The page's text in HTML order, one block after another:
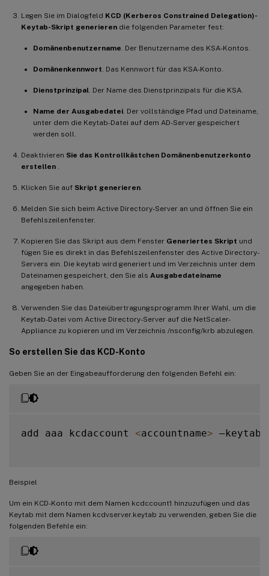
Legen Sie im Dialogfeld KCD (Kerberos Constrained Delegation)-
Keytab-Skript generieren die folgenden Parameter fest:
Domänenbenutzername . Der Benutzername des KSA-Kontos.
Domänenkennwort . Das Kennwort für das KSA-Konto.
Dienstprinzipal . Der Name des Dienstprinzipals für die KSA.
Name der Ausgabedatei . Der vollständige Pfad und Dateiname,
unter dem die Keytab-Datei auf dem AD-Server gespeichert
werden soll.
Deaktivieren Sie das Kontrollkästchen Domänenbenutzerkonto
erstellen
Klicken Sie auf Skript generieren
Melden Sie sich beim Active Directory-Server an und öffnen Sie ein
Befehlszeilenfenster.
Kopieren Sie das Skript aus dem Fenster Generiertes Skript und
fügen Sie es direkt in das Befehlszeilenfenster des Active Directory-
Servers ein. Die keytab wird generiert und im Verzeichnis unter dem
Dateinamen gespeichert, den Sie als Ausgabedateiname
angegeben haben.
Verwenden Sie das Dateiübertragungsprogramm Ihrer Wahl, um die
Keytab-Datei vom Active Directory-Server auf die NetScaler-
Appliance zu kopieren und im Verzeichnis /nsconfig/krb abzulegen.
So erstellen Sie das KCD-Konto
Geben Sie an der Eingabeaufforderung den folgenden Befehl ein:
add aaa kcdaccount <accountname> –keytab
Beispiel
Um ein KCD-Konto mit dem Namen kcdccount1 hinzuzufügen und das
Keytab mit dem Namen kcdvserver.keytab zu verwenden, geben Sie die
folgenden Befehle ein: